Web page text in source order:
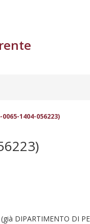
0065-1404-056223)
DIPARTIMENTO DI